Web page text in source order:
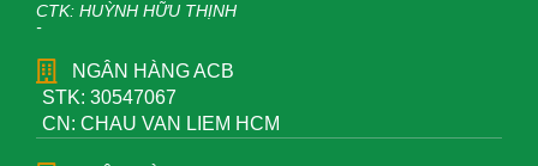
CTK: HUỲNH HỮU THỊNH
-
NGÂN HÀNG ACB
STK: 30547067
CN: CHAU VAN LIEM HCM